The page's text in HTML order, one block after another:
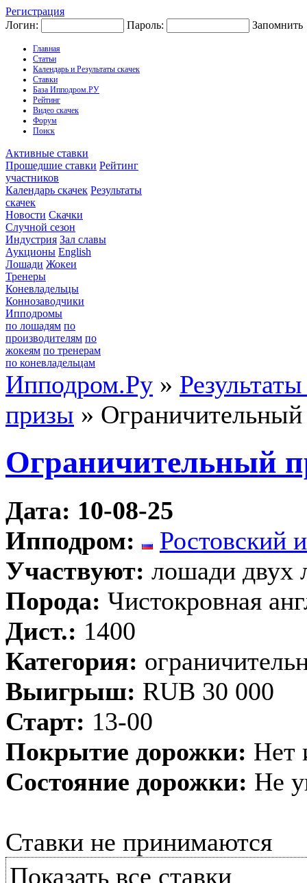
Регистрация
Логин:
Пароль: Запомнить
Главная
Статьи
Календарь и Результаты скачек
Ставки
База Ипподром.РУ
Рейтинг
Видео скачек
Форум
Поиск
Активные ставки
Прошедшие ставки Рейтинг
участников
Календарь скачек Результаты
скачек
Новости Скачки
Случной сезон
Индустрия Зал славы
Аукционы English
Лошади Жокеи
Тренеры
Коневладельцы
Коннозаводчики
Ипподромы
по лошадям по
производителям по
жокеям по тренерам
по коневладельцам
Ипподром.Ру »
призы » Ограничительный
Ограничительный
Дата: 10-08-25
Ипподром:
Ростовский
Участвуют: лошади двух
Порода: Чистокровная
Дист.: 1400
Категория:
Выигрыш: RUB 30 000
Старт: 13-00
Покрытие дорожки: Нет
Состояние дорожки: Не
Ставки не принимаются
Показать все ставки